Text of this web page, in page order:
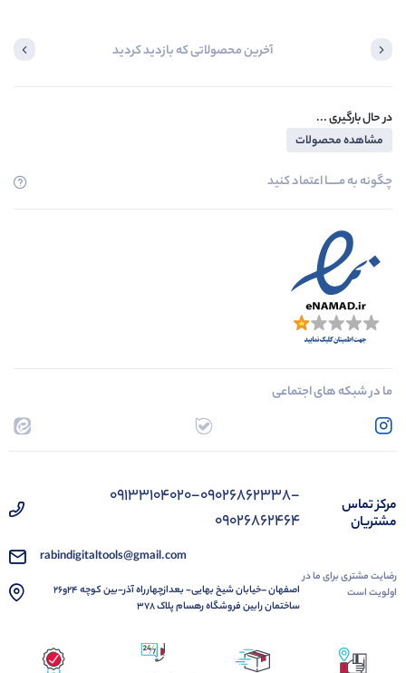
آخرین محصولاتی که بازدید کردید
در حال بارگیری ...
مشاهده محصولات
چگونه به مــــــا اعتماد کنید
ما در شبکه های اجتماعی
مرکز تماس
مشتریان
رضایت مشتری برای ما در
اولویت است
09133104020-09026862338-
09026862464
rabindigitaltools@gmail.com
اصفهان –خیابان شیخ بهایی- بعدازچهارراه آذر-بین کوچه 24و26
ساختمان رابین فروشگاه رهسام پلاک ۳۷۸